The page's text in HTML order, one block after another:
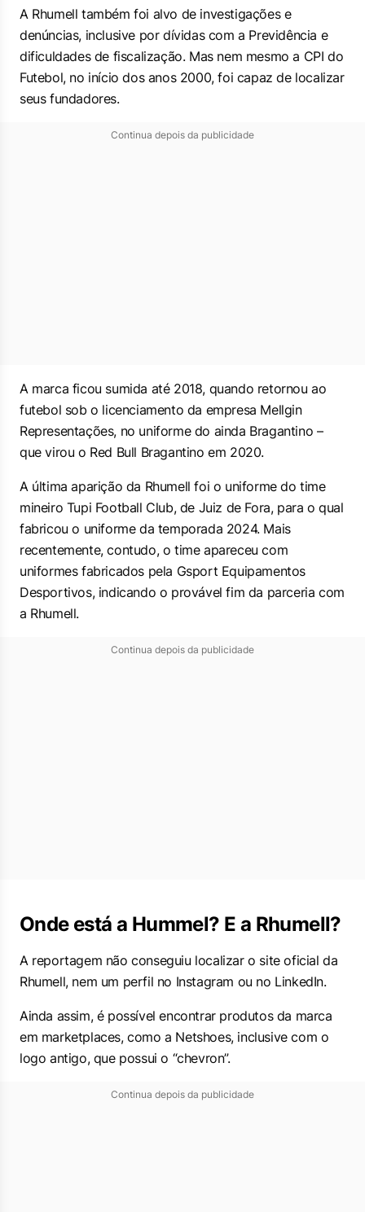
A Rhumell também foi alvo de investigações e
denúncias, inclusive por dívidas com a Previdência e
dificuldades de fiscalização. Mas nem mesmo a CPI do
Futebol, no início dos anos 2000, foi capaz de localizar
seus fundadores.
Continua depois da publicidade
A marca ficou sumida até 2018, quando retornou ao
futebol sob o licenciamento da empresa Mellgin
Representações, no uniforme do ainda Bragantino –
que virou o Red Bull Bragantino em 2020.
A última aparição da Rhumell foi o uniforme do time
mineiro Tupi Football Club, de Juiz de Fora, para o qual
fabricou o uniforme da temporada 2024. Mais
recentemente, contudo, o time apareceu com
uniformes fabricados pela Gsport Equipamentos
Desportivos, indicando o provável fim da parceria com
a Rhumell.
Continua depois da publicidade
Onde está a Hummel? E a Rhumell?
A reportagem não conseguiu localizar o site oficial da
Rhumell, nem um perfil no Instagram ou no LinkedIn.
Ainda assim, é possível encontrar produtos da marca
em marketplaces, como a Netshoes, inclusive com o
logo antigo, que possui o “chevron”.
Continua depois da publicidade